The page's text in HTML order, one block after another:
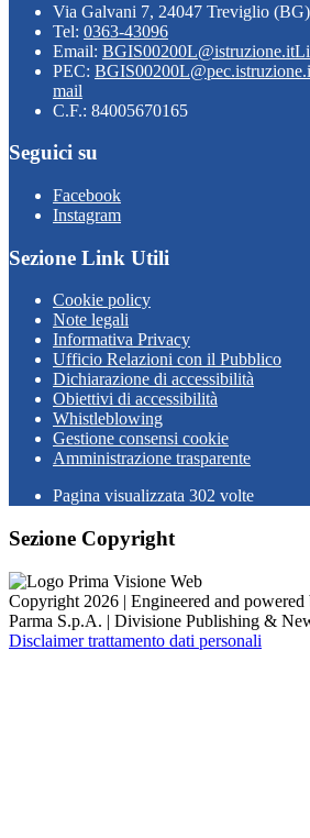
Via Galvani 7, 24047 Treviglio (BG)
Tel: 0363-43096
Email: BGIS00200L@istruzione.it
PEC:
mail
C.F.: 84005670165
Seguici su
Facebook
Instagram
Sezione Link Utili
Cookie policy
Note legali
Informativa Privacy
Ufficio Relazioni con il Pubblico
Dichiarazione di accessibilità
Obiettivi di accessibilità
Whistleblowing
Gestione consensi cookie
Amministrazione trasparente
Pagina visualizzata 302 volte
Sezione Copyright
Copyright 2026 | Engineered and
Parma S.p.A. | Divisione Publishing &
Disclaimer trattamento dati personali